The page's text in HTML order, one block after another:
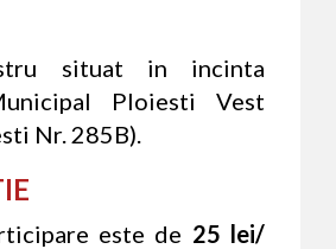
situat in incinta
Ploiesti Vest
Nr. 285B).
este de 25 lei/